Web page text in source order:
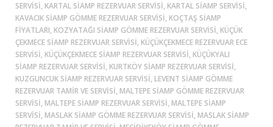
SERVISI, KARTAL SIAMP REZERVUAR SERVISI, KARTAL SIAMP SERVISI,
KAVACIK SIAMP GÖMME REZERVUAR SERVISI, KOÇTAŞ SIAMP
FIYATLARI, KOZYATAĞI SIAMP GÖMME REZERVUAR SERVISI, KÜÇÜK
ÇEKMECE SIAMP REZERVUAR SERVISI, KÜÇÜKÇEKMECE REZERVUAR ECE
SERVISI, KÜÇÜKÇEKMECE SIAMP REZERVUAR SERVISI, KÜÇÜKYALI
SIAMP REZERVUAR SERVISI, KURTKÖY SIAMP REZERVUAR SERVISI,
KUZGUNCUK SIAMP REZERVUAR SERVISI, LEVENT SIAMP GÖMME
REZERVUAR TAMIR VE SERVISI, MALTEPE SIAMP GÖMME REZERVUAR
SERVISI, MALTEPE SIAMP REZERVUAR SERVISI, MALTEPE SIAMP
SERVISI, MASLAK SIAMP GÖMME REZERVUAR SERVISI, MASLAK SIAMP